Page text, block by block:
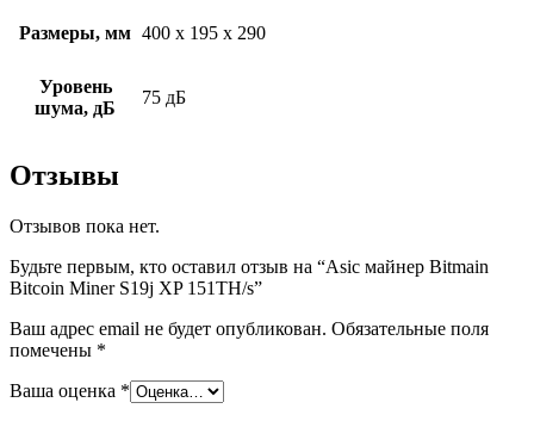
Размеры, мм 400 x 195 x 290
Уровень
шума, дБ
75 дБ
Отзывы
Отзывов пока нет.
Будьте первым, кто оставил отзыв на “Asic майнер Bitmain
Bitcoin Miner S19j XP 151TH/s”
Ваш адрес email не будет опубликован. Обязательные поля
помечены *
Ваша оценка *